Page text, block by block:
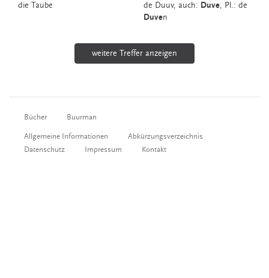
die Taube de Duuv, auch: Duve, Pl.: de
Duven
weitere Treffer anzeigen
Bücher Buurman
Allgemeine Informationen
Abkürzungsverzeichnis
Datenschutz
Impressum Kontakt